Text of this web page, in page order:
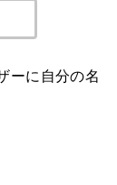
ーに自分の名